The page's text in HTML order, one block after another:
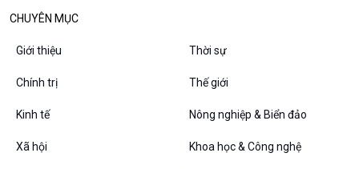
CHUYÊN MỤC
Giới thiệu Thời sự
Chính trị Thế giới
Kinh tế Nông nghiệp & Biển đảo
Xã hội Khoa học & Công nghệ